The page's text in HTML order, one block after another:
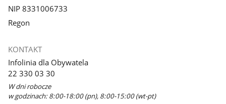
NIP 8331006733
Regon
KONTAKT
Infolinia dla Obywatela
22 330 03 30
W dni robocze
w godzinach: 8:00-18:00 (pn), 8:00-15:00 (wt-pt)